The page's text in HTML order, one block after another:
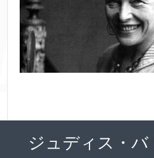
ジュディス・バ